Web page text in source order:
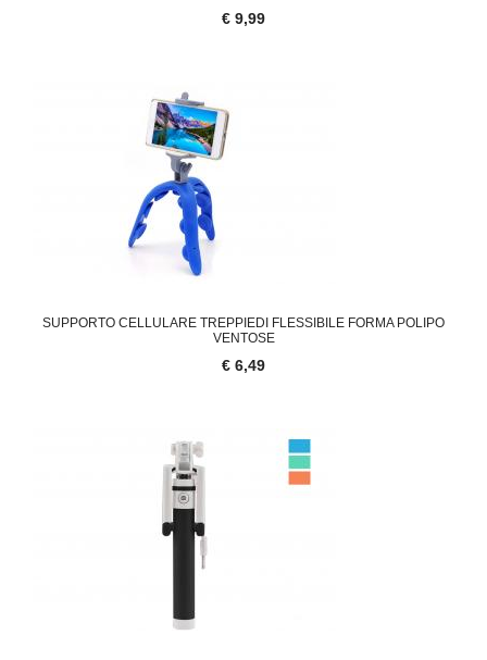
€ 9,99
SUPPORTO CELLULARE TREPPIEDI FLESSIBILE FORMA POLIPO
VENTOSE
€ 6,49